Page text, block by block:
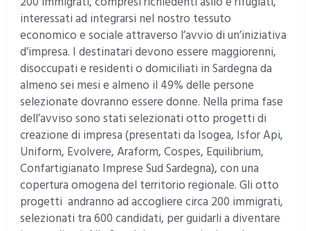
interessati ad integrarsi nel nostro tessuto
economico e sociale attraverso l’avvio di un’iniziativa
d’impresa. I destinatari devono essere maggiorenni,
disoccupati e residenti o domiciliati in Sardegna da
almeno sei mesi e almeno il 49% delle persone
selezionate dovranno essere donne. Nella prima fase
dell’avviso sono stati selezionati otto progetti di
creazione di impresa (presentati da Isogea, Isfor Api,
Uniform, Evolvere, Araform, Cospes, Equilibrium,
Confartigianato Imprese Sud Sardegna), con una
copertura omogena del territorio regionale. Gli otto
progetti andranno ad accogliere circa 200 immigrati,
selezionati tra 600 candidati, per guidarli a diventare